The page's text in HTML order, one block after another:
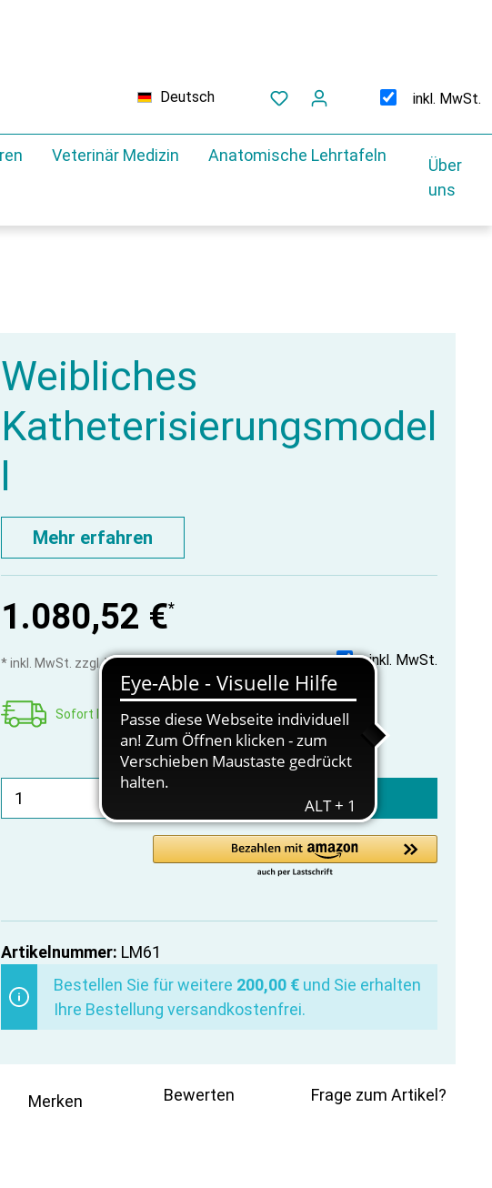
Deutsch inkl. MwSt.
Veterinär Medizin Anatomische Lehrtafeln
Über
uns
Weibliches
Katheterisierungsmodel
l
Mehr erfahren
1.080,52 €*
inkl. MwSt.
* inkl. MwSt. zzgl. Versandkosten
Sofort lieferbar, innerhalb 1-3 Werktage
In den Warenkorb
Artikelnummer: LM61
Bestellen Sie für weitere 200,00 € und Sie erhalten
Ihre Bestellung versandkostenfrei.
Merken Bewerten Frage zum Artikel?